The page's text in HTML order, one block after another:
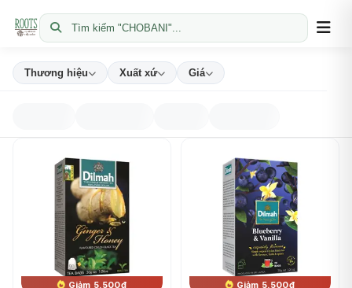
Tìm kiếm "CHOBANI"...
Thương hiệu Xuất xứ Giá
Giảm 5.500đ
Giảm 5.500đ